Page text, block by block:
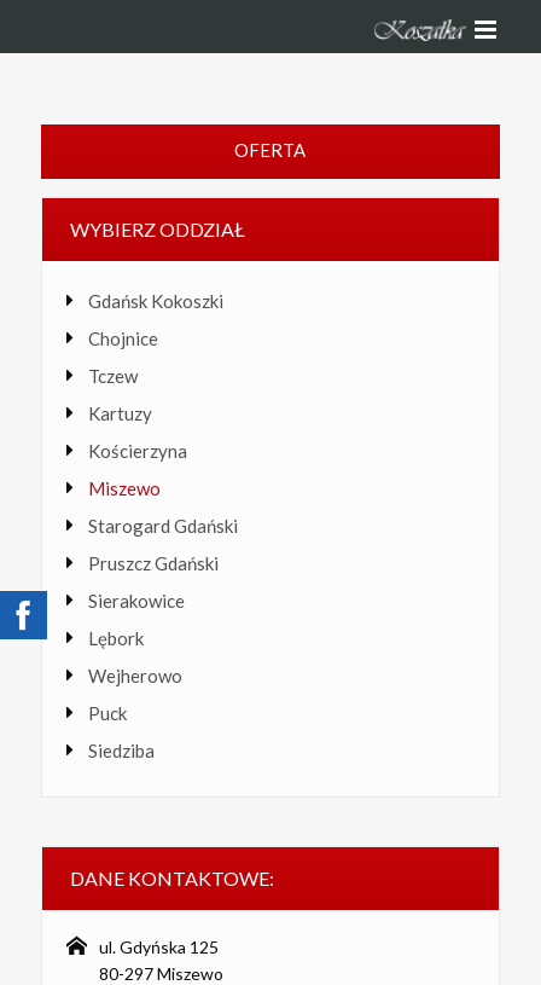
OFERTA
WYBIERZ ODDZIAŁ
Gdańsk Kokoszki
Chojnice
Tczew
Kartuzy
Kościerzyna
Miszewo
Starogard Gdański
Pruszcz Gdański
Sierakowice
Lębork
Wejherowo
Puck
Siedziba
DANE KONTAKTOWE:
ul. Gdyńska 125
80-297 Miszewo